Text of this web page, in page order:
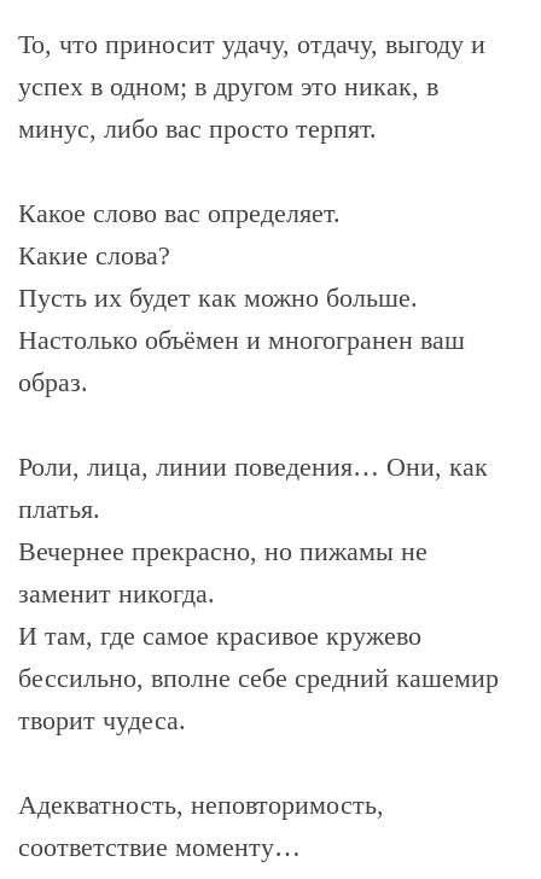
То, что приносит удачу, отдачу, выгоду и
успех в одном; в другом это никак, в
минус, либо вас просто терпят.
Какое слово вас определяет.
Какие слова?
Пусть их будет как можно больше.
Настолько объёмен и многогранен ваш
образ.
Роли, лица, линии поведения… Они, как
платья.
Вечернее прекрасно, но пижамы не
заменит никогда.
И там, где самое красивое кружево
бессильно, вполне себе средний кашемир
творит чудеса.
Адекватность, неповторимость,
соответствие моменту…